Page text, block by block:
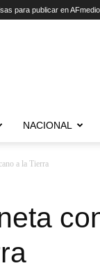
para publicar en
NACIONAL
a la Tierra